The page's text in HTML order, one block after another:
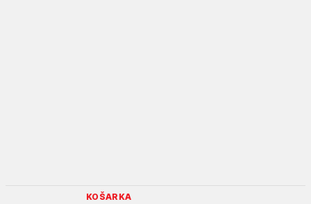
KOŠARKA